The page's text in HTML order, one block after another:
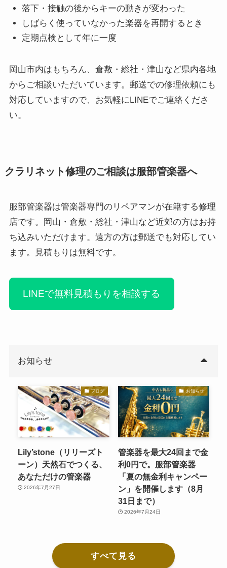
落下・接触の後からキーの動きが変わった
しばらく使っていなかった楽器を再開するとき
定期点検として年に一度
岡山市内はもちろん、倉敷・総社・津山など県内各地
からご相談いただいています。郵送での修理依頼にも
対応していますので、お気軽にLINEでご連絡くださ
い。
クラリネット修理のご相談は服部管楽器へ
服部管楽器は管楽器専門のリペアマンが在籍する修理
店です。岡山・倉敷・総社・津山など近郊の方はお持
ち込みいただけます。遠方の方は郵送でも対応してい
ます。見積もりは無料です。
LINEで無料見積もりを相談する
お知らせ
ブログ
Lily’stone（リリーズト
ーン）天然石でつくる、
あなただけの管楽器
2026年7月27日
お知らせ
管楽器を最大24回まで金
利0円で。服部管楽器
「夏の無金利キャンペー
ン」を開催します（8月
31日まで）
2026年7月24日
すべて見る